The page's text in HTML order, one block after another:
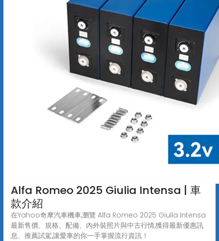
Alfa Romeo 2025 Giulia Intensa | 車
款介紹
在Yahoo奇摩汽車機車,瀏覽 Alfa Romeo 2025 Giulia Intensa
最新售價、規格、配備、內外裝照片與中古行情,獲得最新優惠訊
息、推薦試駕,讓愛車的你一手掌握流行資訊！